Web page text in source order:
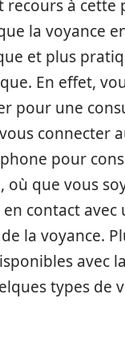
recours à cette
la voyance
et plus
En effet,
pour une
connecter
pour
où que vous
contact avec
la voyance.
avec
types de